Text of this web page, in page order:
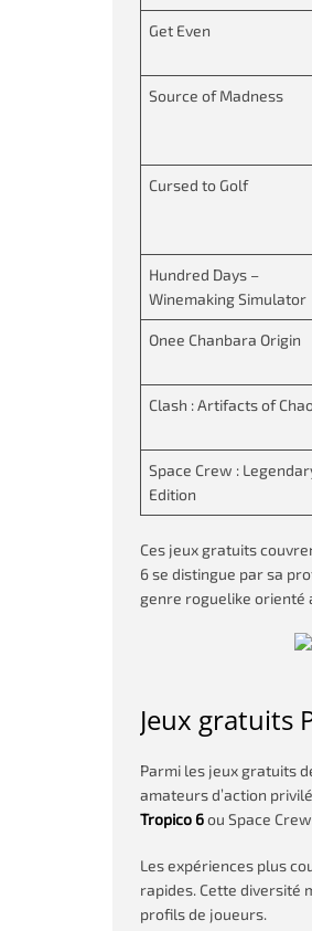
Get Even
Source of Madness
Cursed to Golf
Hundred Days –
Winemaking Simulator
Onee Chanbara Origin
Clash : Artifacts of
Space Crew :
Edition
Ces jeux gratuits
6 se distingue par sa
genre roguelike orienté
Jeux gratuits
Parmi les jeux gratuits
amateurs d’action
Tropico 6ou Space
Les expériences plus
rapides. Cette diversité
profils de joueurs.